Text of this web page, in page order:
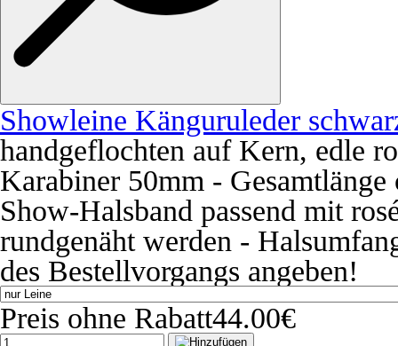
Showleine Känguruleder
handgeflochten auf Kern, edle
Karabiner 50mm -
Show-Halsband passend mit
rundgenäht werden -
des Bestellvorgangs angeben!
Preis ohne Rabatt44.00€